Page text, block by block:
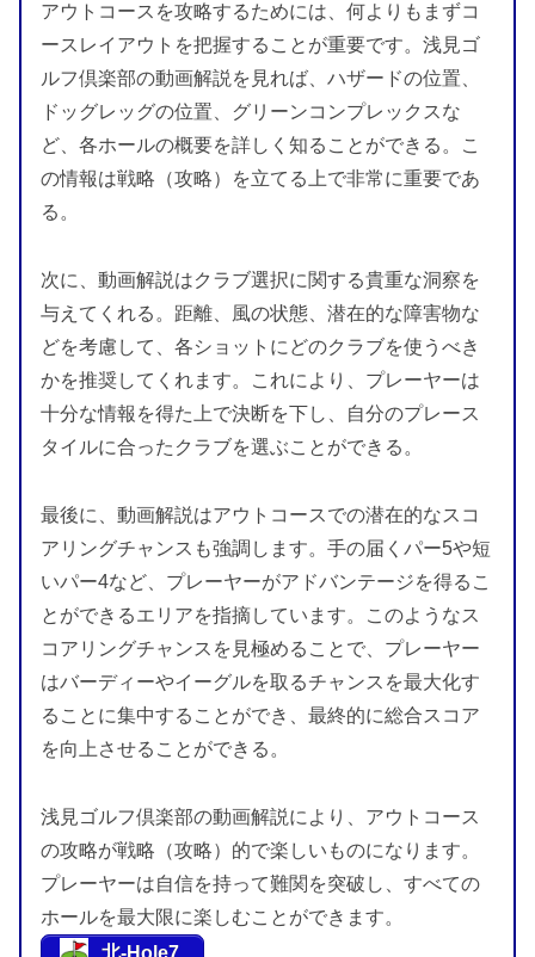
アウトコースを攻略するためには、何よりもまずコ
ースレイアウトを把握することが重要です。浅見ゴ
ルフ倶楽部の動画解説を見れば、ハザードの位置、
ドッグレッグの位置、グリーンコンプレックスな
ど、各ホールの概要を詳しく知ることができる。こ
の情報は戦略（攻略）を立てる上で非常に重要であ
る。
次に、動画解説はクラブ選択に関する貴重な洞察を
与えてくれる。距離、風の状態、潜在的な障害物な
どを考慮して、各ショットにどのクラブを使うべき
かを推奨してくれます。これにより、プレーヤーは
十分な情報を得た上で決断を下し、自分のプレース
タイルに合ったクラブを選ぶことができる。
最後に、動画解説はアウトコースでの潜在的なスコ
アリングチャンスも強調します。手の届くパー5や短
いパー4など、プレーヤーがアドバンテージを得るこ
とができるエリアを指摘しています。このようなス
コアリングチャンスを見極めることで、プレーヤー
はバーディーやイーグルを取るチャンスを最大化す
ることに集中することができ、最終的に総合スコア
を向上させることができる。
浅見ゴルフ倶楽部の動画解説により、アウトコース
の攻略が戦略（攻略）的で楽しいものになります。
プレーヤーは自信を持って難関を突破し、すべての
ホールを最大限に楽しむことができます。
北-Hole7